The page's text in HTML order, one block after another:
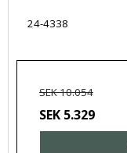
24-4338
SEK 10.054
SEK 5.329